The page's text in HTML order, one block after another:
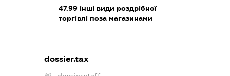
47.99інші види роздрібної
торгівлі поза магазинами
dossier.tax